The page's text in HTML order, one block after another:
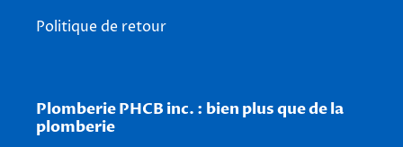
Politique de retour
Plomberie PHCB inc. : bien plus que de la
plomberie